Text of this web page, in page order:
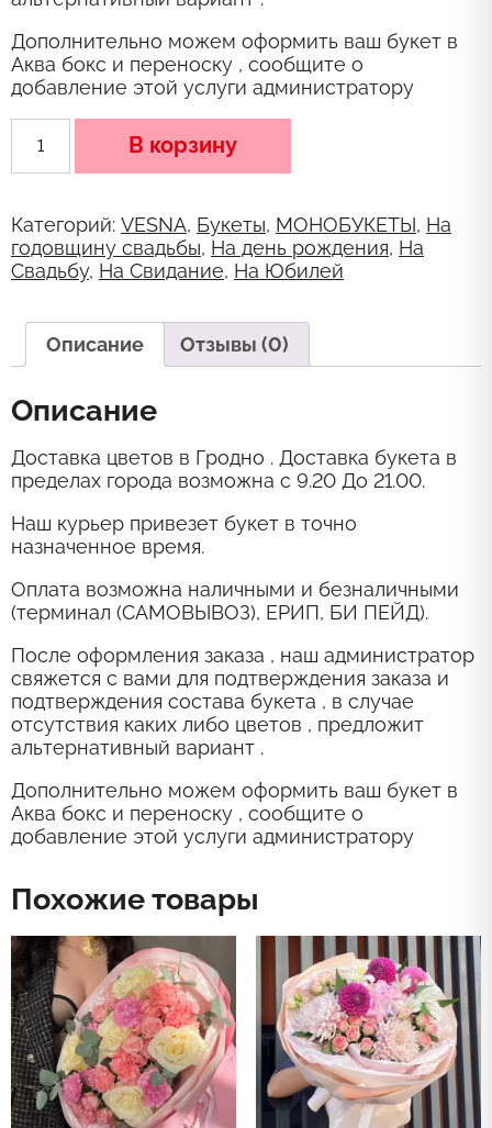
Дополнительно можем оформить ваш букет в
Аква бокс и переноску , сообщите о
добавление этой услуги администратору
товара
Букет
ромашковой
хризантемы
В корзину
Категорий: VESNA, Букеты, МОНОБУКЕТЫ, На
годовщину свадьбы, На день рождения, На
Свадьбу, На Свидание, На Юбилей
Описание Отзывы (0)
Описание
Доставка цветов в Гродно . Доставка букета в
пределах города возможна с 9.20 До 21.00.
Наш курьер привезет букет в точно
назначенное время.
Оплата возможна наличными и безналичными
(терминал (САМОВЫВОЗ), ЕРИП, БИ ПЕЙД).
После оформления заказа , наш администратор
свяжется с вами для подтверждения заказа и
подтверждения состава букета , в случае
отсутствия каких либо цветов , предложит
альтернативный вариант .
Дополнительно можем оформить ваш букет в
Аква бокс и переноску , сообщите о
добавление этой услуги администратору
Похожие товары